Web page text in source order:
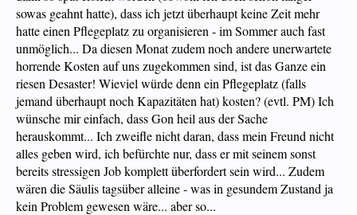
sowas geahnt hatte), dass ich jetzt überhaupt keine Zeit mehr
hatte einen Pflegeplatz zu organisieren - im Sommer auch fast
unmöglich... Da diesen Monat zudem noch andere unerwartete
horrende Kosten auf uns zugekommen sind, ist das Ganze ein
riesen Desaster! Wieviel würde denn ein Pflegeplatz (falls
jemand überhaupt noch Kapazitäten hat) kosten? (evtl. PM) Ich
wünsche mir einfach, dass Gon heil aus der Sache
herauskommt... Ich zweifle nicht daran, dass mein Freund nicht
alles geben wird, ich befürchte nur, dass er mit seinem sonst
bereits stressigen Job komplett überfordert sein wird... Zudem
wären die Säulis tagsüber alleine - was in gesundem Zustand ja
kein Problem gewesen wäre... aber so...